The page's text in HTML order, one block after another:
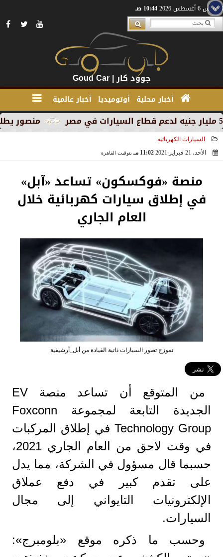
الخميس 6 أغسطس 2026 10:44 صـ
جوود كار | Goud Car
أخبار محلية أوتوميديا أخبار عالمية
منصور يطلق MG RX9 PHEV الجديدة كليًا في السوق المصري كأول سيارة Plug-in Hybrid من العلامة
السيارات الكهربائيه
الأحد، 21 فبراير 2021
11:02 مـ بتوقيت القاهرة
منصة «فوكسكون» تساعد «آبل»
في إطلاق سيارات كهربائية خلال
العام الجاري
نموزج تصور السيارات ذاتية القيادة من أبل_أرشيفية
من المتوقع أن تساعد منصة EV
الجديدة التابعة لمجموعة Foxconn
Technology Group في إطلاق المركبات
في وقت لاحق من العام الجاري 2021،
حسبما قال مسؤول في الشركة، مما يدل
على تقدم كبير في دفع عملاق
الإلكترونيات التايواني إلى مجال
السيارات.
وحسب ما ذكره موقع «بلومبرج»: